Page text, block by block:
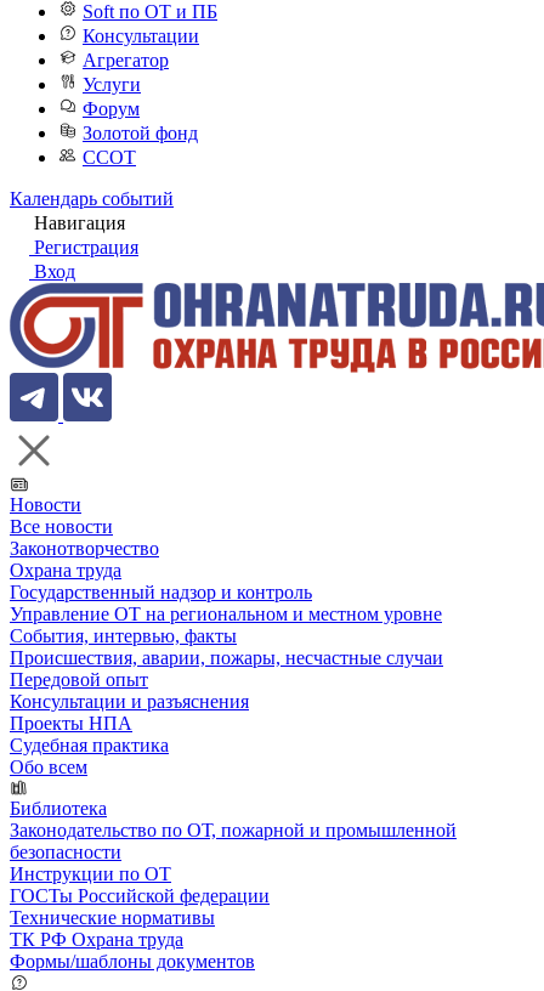
Soft по ОТ и ПБ
Консультации
Агрегатор
Услуги
Форум
Золотой фонд
ССОТ
Календарь событий
Навигация
Регистрация
Вход
Новости
Все новости
Законотворчество
Охрана труда
Государственный надзор и контроль
Управление ОТ на региональном и местном уровне
События, интервью, факты
Происшествия, аварии, пожары, несчастные случаи
Передовой опыт
Консультации и разъяснения
Проекты НПА
Судебная практика
Обо всем
Библиотека
Законодательство по ОТ, пожарной и промышленной
безопасности
Инструкции по ОТ
ГОСТы Российской федерации
Технические нормативы
ТК РФ Охрана труда
Формы/шаблоны документов